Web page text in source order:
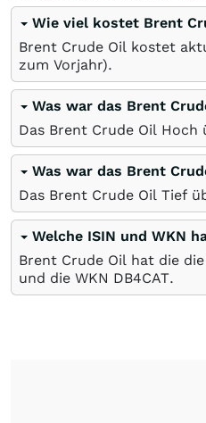
Wie viel kostet Brent
Brent Crude Oil kostet
zum Vorjahr).
Was war das Brent
Das Brent Crude Oil
Was war das Brent
Das Brent Crude Oil Tief
Welche ISIN und WKN
Brent Crude Oil hat die die
und die WKN DB4CAT.